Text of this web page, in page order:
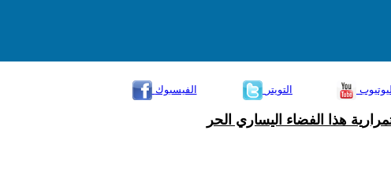
الفيسبوك
التويتر
هذا الفضاء اليساري الحر